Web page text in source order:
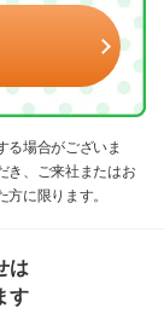
場合がございま
き、ご来社またはお
に限ります。
は
す